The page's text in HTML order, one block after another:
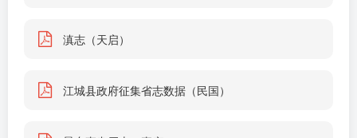
滇志（天启）
江城县政府征集省志数据（民国）